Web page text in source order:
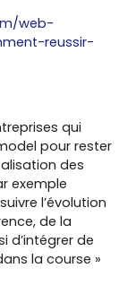
web-
reussir-
qui
pour rester
des
exemple
l’évolution
de la
d’intégrer de
la course »